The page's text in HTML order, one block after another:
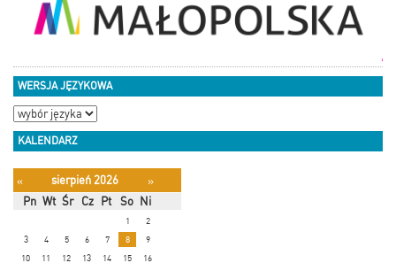
WERSJA JĘZYKOWA
KALENDARZ
« sierpień 2026
»
Pn Wt Śr Cz Pt So Ni
1
2
3
4 5 6 7 8
9
10
11 12 13 14 15 16